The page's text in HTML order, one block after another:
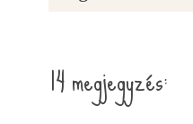
14 megjegyzés: